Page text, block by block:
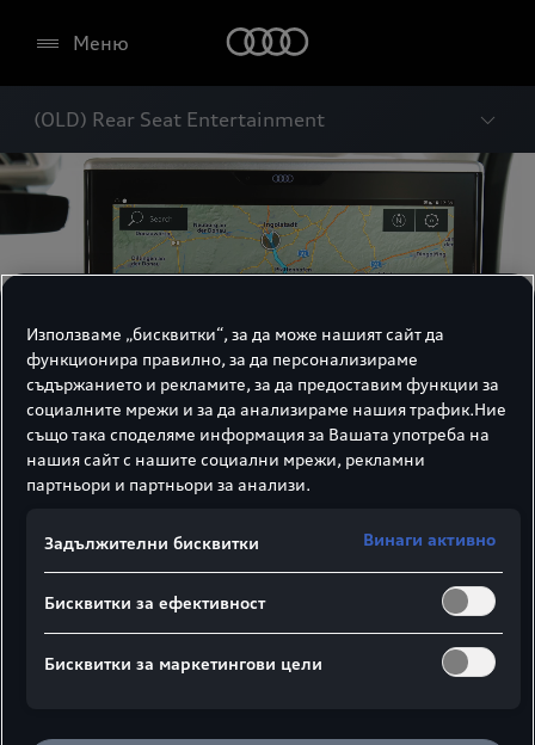
Меню
(OLD) Rear Seat Entertainment
Entertainment
Rear Seat Entertainment Ви предлага в ролята
на пътник на задната седалка ново изживяване
под формата на два подвижни таблета Audi с
отблясъци.
Използваме „бисквитки“, за да може нашият сайт да
функционира правилно, за да персонализираме
съдържанието и рекламите, за да предоставим функции за
социалните мрежи и за да анализираме нашия трафик.Ние
също така споделяме информация за Вашата употреба на
нашия сайт с нашите социални мрежи, рекламни
партньори и партньори за анализи.
Задължителни бисквитки Винаги активно
Бисквитки за ефективност
Бисквитки за маркетингови цели